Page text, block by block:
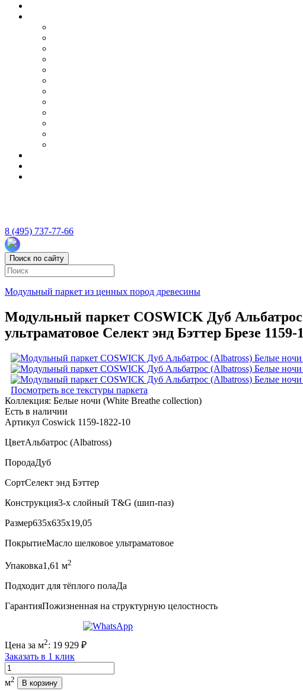
8 (495) 737-77-66
Поиск по сайту
Модульный паркет из ценных пород древесины
Модульный паркет COSWICK Дуб
ультраматовое Селект энд Бэттер Брезе 1159-
Посмотреть все текстуры паркета
Коллекция: Белые ночи (White Breathe collection)
Есть в наличии
Артикул Coswick 1159-1822-10
ЦветАльбатрос (Albatross)
ПородаДуб
СортСелект энд Бэттер
Конструкция3-х слойный T&G (шип-паз)
Размер635x635x19,05
ПокрытиеМасло шелковое ультраматовое
Упаковка1,61 м2
Подходит для тёплого полаДа
ГарантияПожизненная на структурную целостность
Цена за м2: 19 929 ₽
Заказать в 1 клик
Количество
м2 В корзину